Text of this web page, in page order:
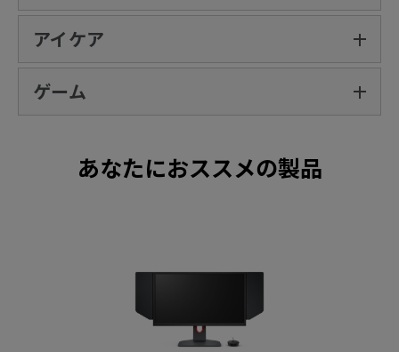
アイケア
ゲーム
あなたにおススメの製品